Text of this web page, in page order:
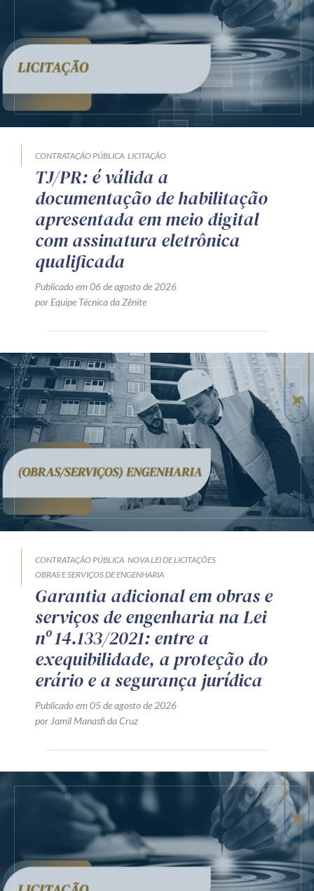
CONTRATAÇÃO PÚBLICA LICITAÇÃO
TJ/PR: é válida a
documentação de habilitação
apresentada em meio digital
com assinatura eletrônica
qualificada
Publicado em 06 de agosto de 2026
por Equipe Técnica da Zênite
CONTRATAÇÃO PÚBLICA NOVA LEI DE LICITAÇÕES
OBRAS E SERVIÇOS DE ENGENHARIA
Garantia adicional em obras e
serviços de engenharia na Lei
nº 14.133/2021: entre a
exequibilidade, a proteção do
erário e a segurança jurídica
Publicado em 05 de agosto de 2026
por Jamil Manasfi da Cruz